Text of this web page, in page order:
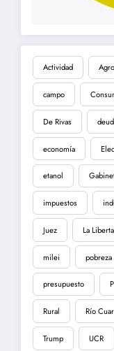
Actividad Agro
campo
De Rivas
economía
etanol
impuestos
Juez La
milei pobreza
presupuesto
Rural Río
Trump UCR